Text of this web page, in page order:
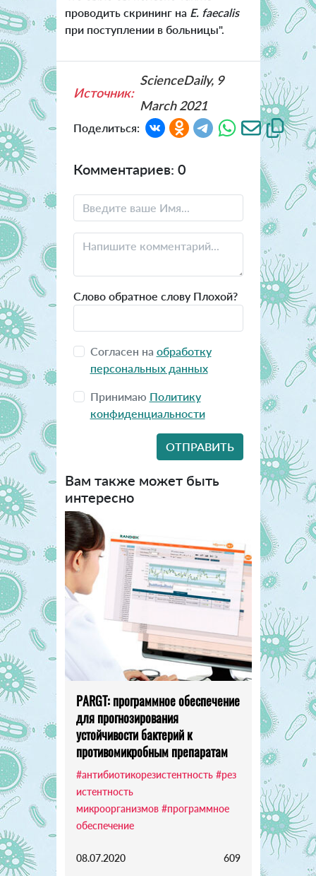
проводить скрининг на E. faecalis
при поступлении в больницы".
Источник:
ScienceDaily, 9
March 2021
Поделиться:
Комментариев: 0
Слово обратное слову Плохой?
Согласен на обработку
персональных данных
Принимаю Политику
конфиденциальности
Вам также может быть
интересно
PARGT: программное обеспечение
для прогнозирования
устойчивости бактерий к
противомикробным препаратам
#антибиотикорезистентность #рез
истентность
микроорганизмов #программное
обеспечение
08.07.2020 609